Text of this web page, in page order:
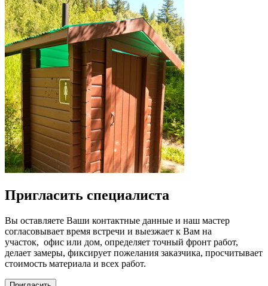
Пригласить специалиста
Вы оставляете Ваши контактные данные и наш мастер
согласовывает время встречи и выезжает к Вам на
участок, офис или дом, определяет точный фронт работ,
делает замеры, фиксирует пожелания заказчика, просчитывает
стоимость материала и всех работ.